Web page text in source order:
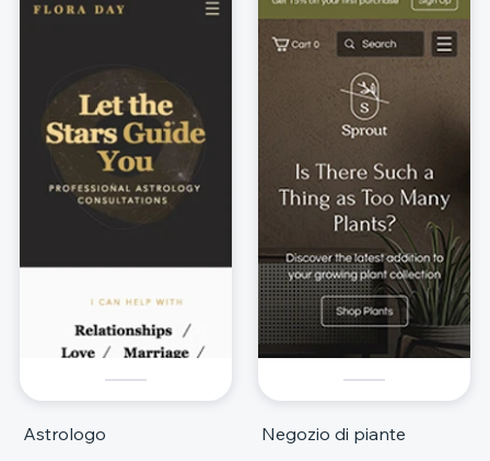
Astrologo Negozio di piante